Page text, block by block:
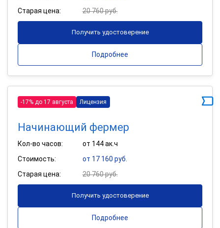
Старая цена:
20 760 руб.
Получить удостоверение
Подробнее
-17% до 17 августа Лицензия
Начинающий фермер
Кол-во часов:
от 144 ак.ч
Стоимость:
от 17 160 руб.
Старая цена:
20 760 руб.
Получить удостоверение
Подробнее